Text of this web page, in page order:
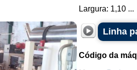
Largura: 1,10 ...
Linha
Código da